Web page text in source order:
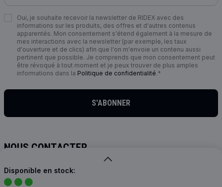
Disponible en stock:
NOUS CONTACTER
info@ridex.de
Oui, je souhaite recevoir la newsletter de RIDEX avec des
informations sur les produits, des offres et d'autres contenus
apparentés. Mon consentement s'étend également à la mesure de
mes interactions avec la newsletter (par exemple, les taux
d'ouverture et de clics) afin que l'on m'envoie un contenu aussi
pertinent que possible. Je comprends que mon consentement peut
être révoqué à tout moment et je peux trouver de plus amples
informations dans la Politique de confidentialité.*
S'ABONNER